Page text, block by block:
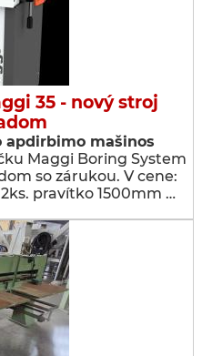
35 - nový stroj
apdirbimo mašinos
Maggi Boring System
so zárukou. V cene:
pravítko 1500mm …